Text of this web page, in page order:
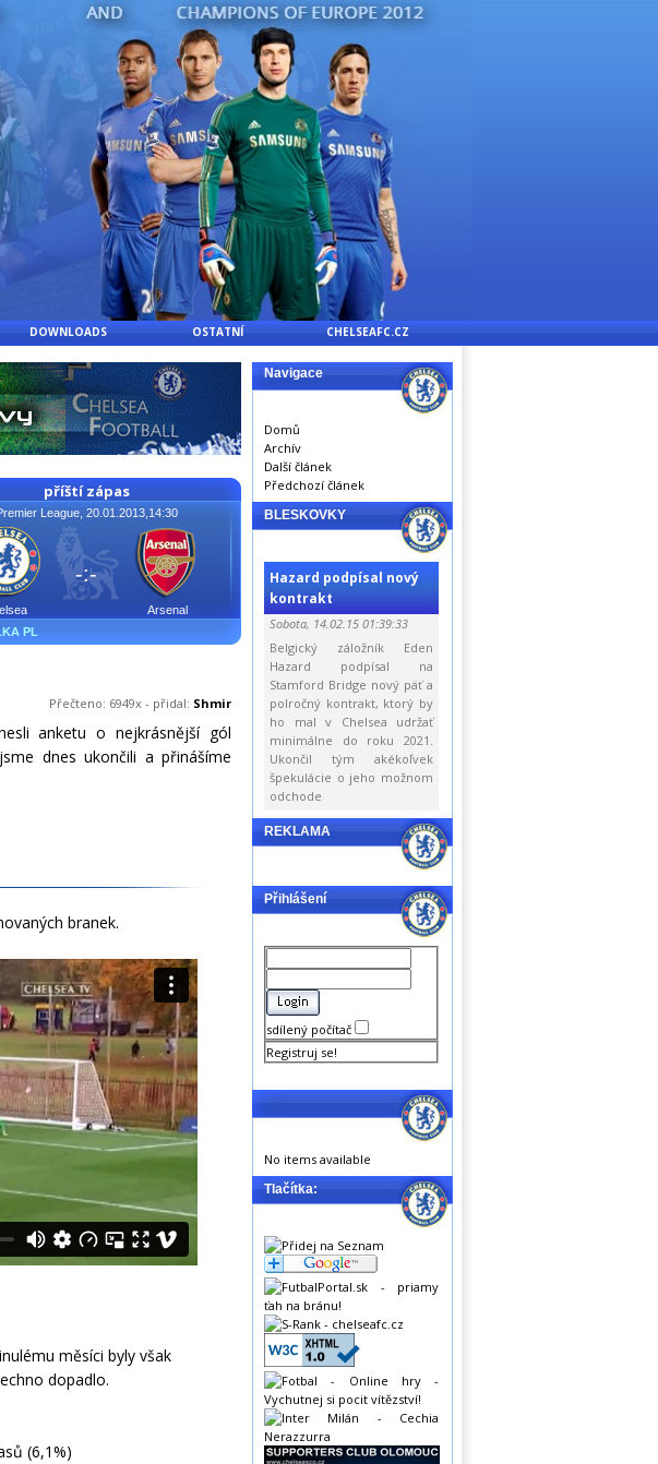
DOWNLOADS OSTATNÍ CHELSEAFC.CZ
příští zápas
League, 20.01.2013,14:30
Arsenal
-:-
PL
Přečteno: 6949x - přidal: Shmir
anketu o nejkrásnější gól
dnes ukončili a přinášíme
branek.
měsíci byly však
dopadlo.
(6,1%)
Navigace
Domů
Archív
Další článek
Předchozí článek
BLESKOVKY
Hazard podpísal nový
kontrakt
Sobota, 14.02.15 01:39:33
Belgický záložník Eden
Hazard podpísal na
Stamford Bridge nový päť a
polročný kontrakt, ktorý by
ho mal v Chelsea udržať
minimálne do roku 2021.
Ukončil tým akékoľvek
špekulácie o jeho možnom
odchode
REKLAMA
Přihlášení
sdílený počítač
Registruj se!
No items available
Tlačítka: